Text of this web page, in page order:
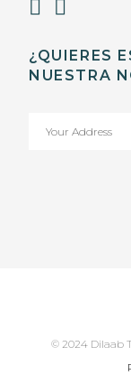
¿QUIERES
NUESTRA
© 2024 Dilaab